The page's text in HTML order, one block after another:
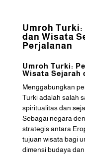
Umroh Turki:
dan Wisata
Perjalanan
Umroh Turki:
Wisata Sejarah
Menggabungkan
Turki adalah salah
spiritualitas dan
Sebagai negara
strategis antara
tujuan wisata bagi
dimensi budaya